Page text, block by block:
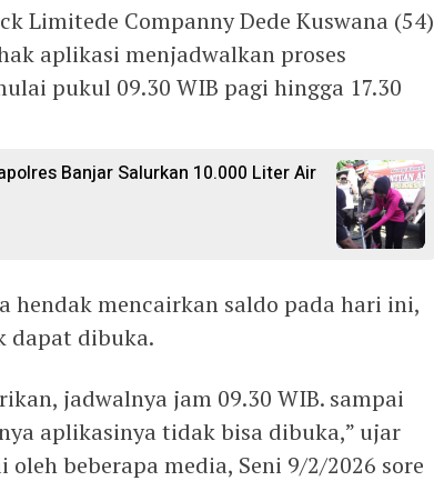
Limitede Companny Dede Kuswana (54)
aplikasi menjadwalkan proses
pukul 09.30 WIB pagi hingga 17.30
Banjar Salurkan 10.000 Liter Air
hendak mencairkan saldo pada hari ini,
dapat dibuka.
jadwalnya jam 09.30 WIB. sampai
aplikasinya tidak bisa dibuka,” ujar
oleh beberapa media, Seni 9/2/2026 sore